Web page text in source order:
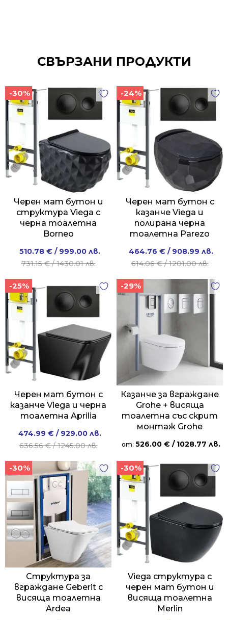
СВЪРЗАНИ ПРОДУКТИ
-30%
Черен мат бутон и
структура Viega с
черна тоалетна
Borneo
731.15€/ 1430.01 лв.
Original
price
731.15 €
/
1430.01 лв..
510.78 € / 999.00 лв.
Current
price
510.78 €
/
999.00 лв..
-24%
Черен мат бутон с
казанче Viega и
полирана черна
тоалетна Parezo
614.06€/ 1201.00 лв.
Original
price
/
1201.00 лв..
464.76 € / 908.99 лв.
Current
price
/
908.99 лв..
-25%
Черен мат бутон с
казанче Viega и черна
тоалетна Aprilia
636.56€/ 1245.00 лв.
Original
price
636.56 €
/
1245.00 лв..
474.99 € / 929.00 лв.
Current
price
474.99 €
/
929.00 лв..
-29%
Казанче за вграждане
Grohe + висяща
тоалетна със скрит
монтаж Grohe
от: 526.00 € / 1028.77 лв.
-30%
Структура за
вграждане Geberit с
висяща тоалетна
Ardea
-30%
Viega структура с
черен мат бутон и
висяща тоалетна
Merlin